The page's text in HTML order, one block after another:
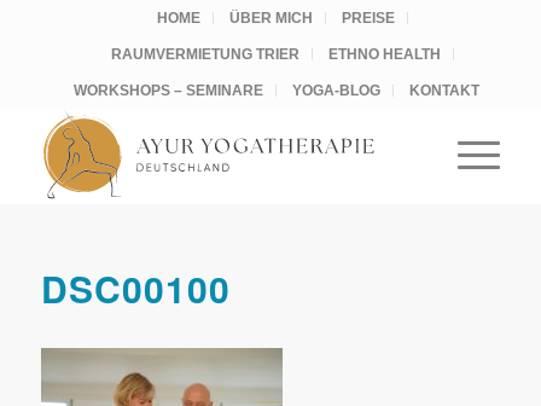
HOME ÜBER MICH PREISE
RAUMVERMIETUNG TRIER ETHNO HEALTH
WORKSHOPS – SEMINARE YOGA-BLOG KONTAKT
DSC00100